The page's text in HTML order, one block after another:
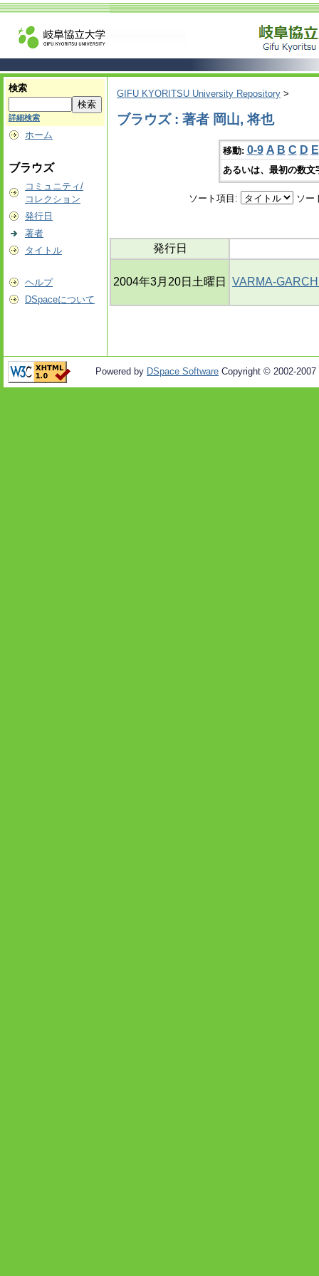
検索
詳細検索
ホーム
ブラウズ
コミュニティ/
コレクション
発行日
著者
タイトル
ヘルプ
DSpaceについて
GIFU KYORITSU University Repository >
ブラウズ : 著者 岡山, 将也
移動: 0-9 A B C D E
あるいは、最初の数
ソート項目: ソー
発行日
2004年3月20日土曜日 VARMA-
Powered by DSpace Software Copyright © 2002-2007